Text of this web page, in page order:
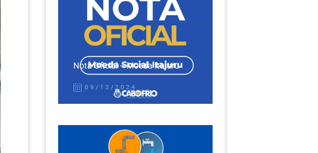
Nota Oficial – Moeda Itajuru
09/12/2024